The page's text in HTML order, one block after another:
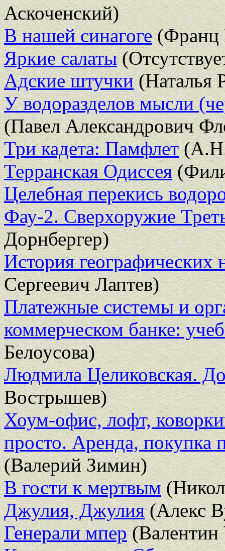
Аскоченский)
В нашей синагоге(Франц
Яркие салаты
Адские штучки(Наталья
У водоразделов мысли
(Павел Александрович
Три кадета: Памфлет(А.Н.
Терранская Одиссея
Целебная перекись
Фау-2. Сверхоружие
Дорнбергер)
История географических
Сергеевич Лаптев)
Платежные системы и
коммерческом банке:
Белоусова)
Людмила Целиковская.
Вострышев)
Хоум-офис, лофт,
просто. Аренда,
(Валерий Зимин)
В гости к мертвым
Джулия, Джулия(Алекс
Генерали мпер(Валентин